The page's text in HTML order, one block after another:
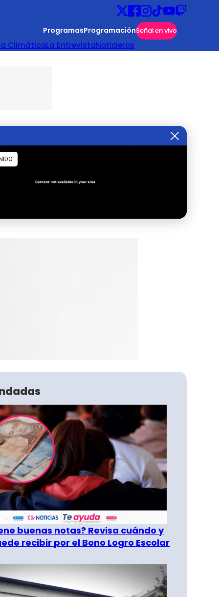
ProgramasProgramaciónSeñal en vivo
ClimáticaLa EntrevistaNoticieros
buenas notas? Revisa cuándo y
recibir por el Bono Logro Escolar